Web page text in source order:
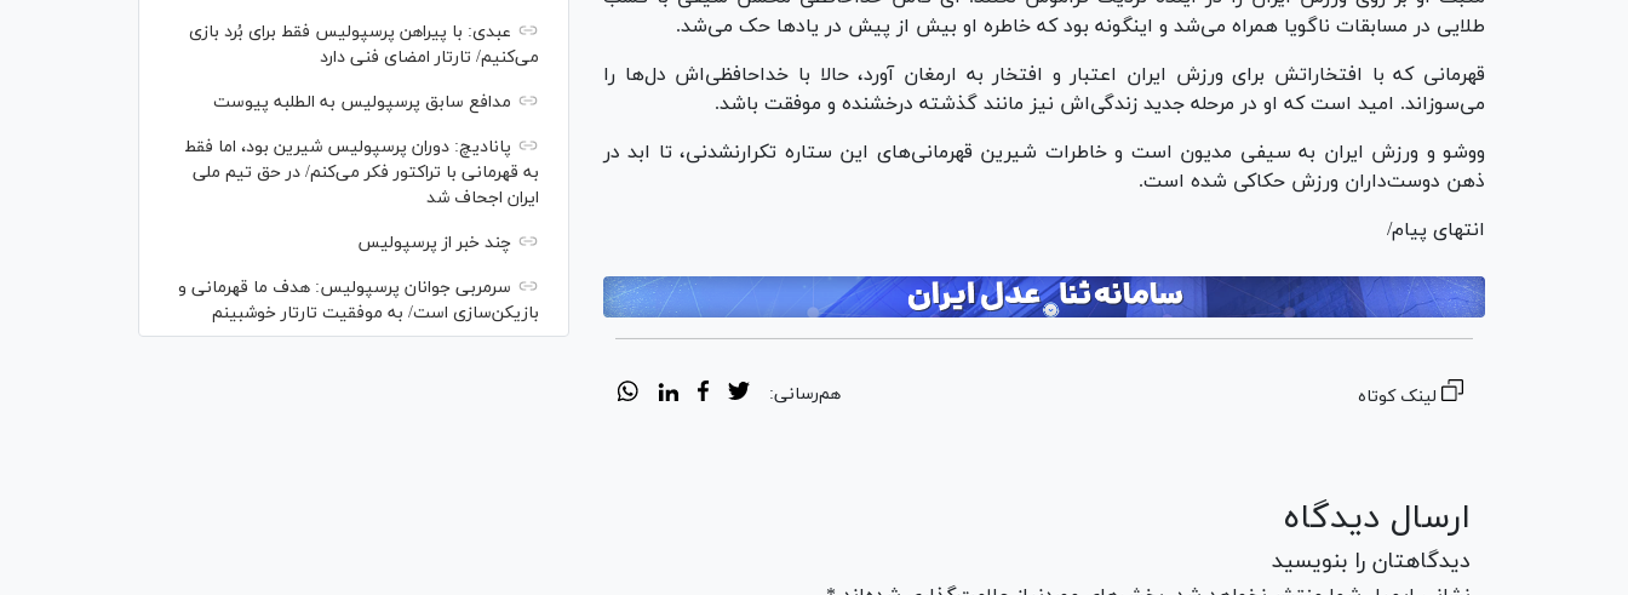
طلایی در مسابقات ناگویا همراه می‌شد و اینگونه بود که خاطره او بیش از پیش در یاد‌ها حک می‌شد.
قهرمانی که با افتخاراتش برای ورزش ایران اعتبار و افتخار به ارمغان آورد، حالا با خداحافظی‌اش دل‌ها را
می‌سوزاند. امید است که او در مرحله جدید زندگی‌اش نیز مانند گذشته درخشنده و موفقت باشد.
ووشو و ورزش ایران به سیفی مدیون است و خاطرات شیرین قهرمانی‌های این ستاره تکرارنشدنی، تا ابد در
ذهن دوست‌داران ورزش حکاکی شده است.
انتهای پیام/
لینک کوتاه هم‌رسانی:
ارسال دیدگاه
دیدگاهتان را بنویسید
عبدی: با پیراهن پرسپولیس فقط برای بُرد بازی
می‌کنیم/ تارتار امضای فنی دارد
مدافع سابق پرسپولیس به الطلبه پیوست
پانادیچ: دوران پرسپولیس شیرین بود، اما فقط
به قهرمانی با تراکتور فکر می‌کنم/ در حق تیم ملی
ایران اجحاف شد
چند خبر از پرسپولیس
سرمربی جوانان پرسپولیس: هدف ما قهرمانی و
بازیکن‌سازی است/ به موفقیت تارتار خوشبینم